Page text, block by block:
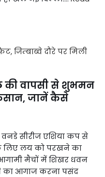
की वापसी से शुभमन
जानें कैसे
सीरीज एशिया कप से
लिए लय को परखने का
मैचों में शिखर धवन
का आगाज करना पसंद